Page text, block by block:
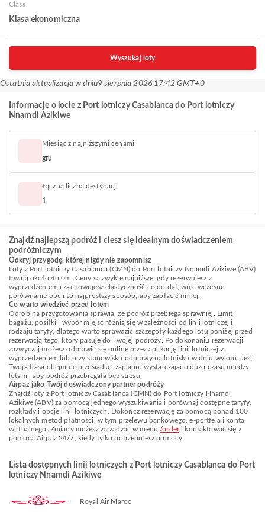
Class
Klasa ekonomiczna
Wyszukaj loty
Ostatnia aktualizacja w dniu9 sierpnia 2026 17:42 GMT+0
Informacje o locie z Port lotniczy Casablanca do Port lotniczy
Nnamdi Azikiwe
Miesiąc z najniższymi cenami
gru
Łączna liczba destynacji
1
Znajdź najlepszą podróż i ciesz się idealnym doświadczeniem
podróżniczym
Odkryj przygodę, której nigdy nie zapomnisz
Loty z Port lotniczy Casablanca (CMN) do Port lotniczy Nnamdi Azikiwe (ABV)
trwają około 4h 0m. Ceny są zwykle najniższe, gdy rezerwujesz z
wyprzedzeniem i zachowujesz elastyczność co do dat, więc wczesne
porównanie opcji to najprostszy sposób, aby zapłacić mniej.
Co warto wiedzieć przed lotem
Odrobina przygotowania sprawia, że podróż przebiega sprawniej. Limit
bagażu, posiłki i wybór miejsc różnią się w zależności od linii lotniczej i
rodzaju taryfy, dlatego warto sprawdzić szczegóły każdego lotu poniżej przed
rezerwacją tego, który pasuje do Twojej podróży. Po dokonaniu rezerwacji
zazwyczaj możesz odprawić się online przez aplikację linii lotniczej z
wyprzedzeniem lub przy stanowisku odprawy na lotnisku w dniu wylotu. Jeśli
Twoja trasa obejmuje przesiadkę, zaplanuj wystarczająco dużo czasu między
lotami, aby podróż przebiegała bez stresu.
Airpaz jako Twój doświadczony partner podróży
Znajdź loty z Port lotniczy Casablanca (CMN) do Port lotniczy Nnamdi
Azikiwe (ABV) za pomocą jednego wyszukiwania i porównaj dostępne taryfy,
rozkłady i opcje linii lotniczych. Dokończ rezerwację za pomocą ponad 100
lokalnych metod płatności, w tym przelewu bankowego, e-portfela i konta
wirtualnego. Zmiany możesz zarządzać w menu /orderi kontaktować się z
pomocą Airpaz 24/7, kiedy tylko potrzebujesz pomocy.
Lista dostępnych linii lotniczych z Port lotniczy Casablanca do Port
lotniczy Nnamdi Azikiwe
Royal Air Maroc